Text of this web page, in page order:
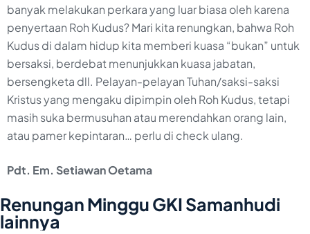
banyak melakukan perkara yang luar biasa oleh karena
penyertaan Roh Kudus? Mari kita renungkan, bahwa Roh
Kudus di dalam hidup kita memberi kuasa “bukan” untuk
bersaksi, berdebat menunjukkan kuasa jabatan,
bersengketa dll. Pelayan-pelayan Tuhan/saksi-saksi
Kristus yang mengaku dipimpin oleh Roh Kudus, tetapi
masih suka bermusuhan atau merendahkan orang lain,
atau pamer kepintaran… perlu di check ulang.
Pdt. Em. Setiawan Oetama
Renungan Minggu GKI Samanhudi
lainnya